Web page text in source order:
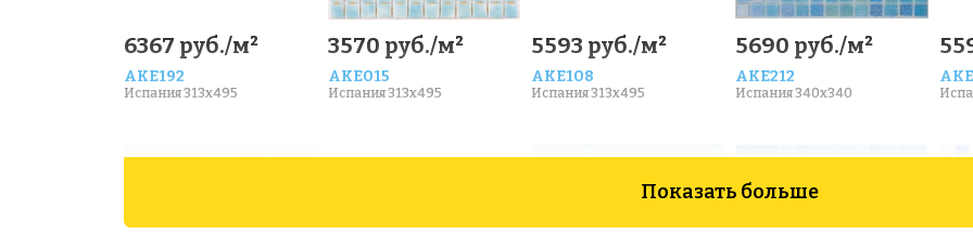
6367 руб./м²
AKE192
Испания 313x495
3570 руб./м²
AKE015
Испания 313x495
5593 руб./м²
AKE108
Испания 313x495
5690 руб./м²
AKE212
Испания 340x340
Показать больше